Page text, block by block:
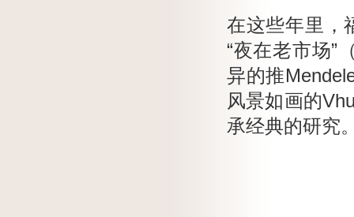
在这些年里，
“夜在老市场”
异的推
风景如画的
承经典的研究